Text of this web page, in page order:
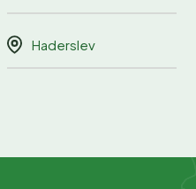
Haderslev